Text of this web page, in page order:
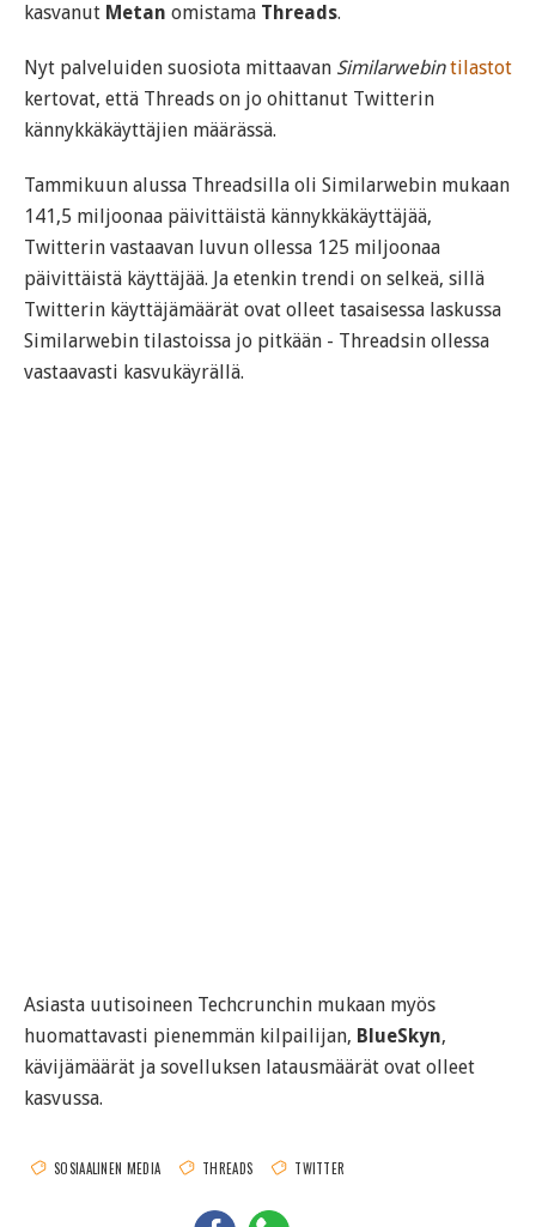
kasvanut Metan omistama Threads.
Nyt palveluiden suosiota mittaavan Similarwebin tilastot
kertovat, että Threads on jo ohittanut Twitterin
kännykkäkäyttäjien määrässä.
Tammikuun alussa Threadsilla oli Similarwebin mukaan
141,5 miljoonaa päivittäistä kännykkäkäyttäjää,
Twitterin vastaavan luvun ollessa 125 miljoonaa
päivittäistä käyttäjää. Ja etenkin trendi on selkeä, sillä
Twitterin käyttäjämäärät ovat olleet tasaisessa laskussa
Similarwebin tilastoissa jo pitkään - Threadsin ollessa
vastaavasti kasvukäyrällä.
Asiasta uutisoineen Techcrunchin mukaan myös
huomattavasti pienemmän kilpailijan, BlueSkyn,
kävijämäärät ja sovelluksen latausmäärät ovat olleet
kasvussa.
SOSIAALINEN MEDIA THREADS TWITTER